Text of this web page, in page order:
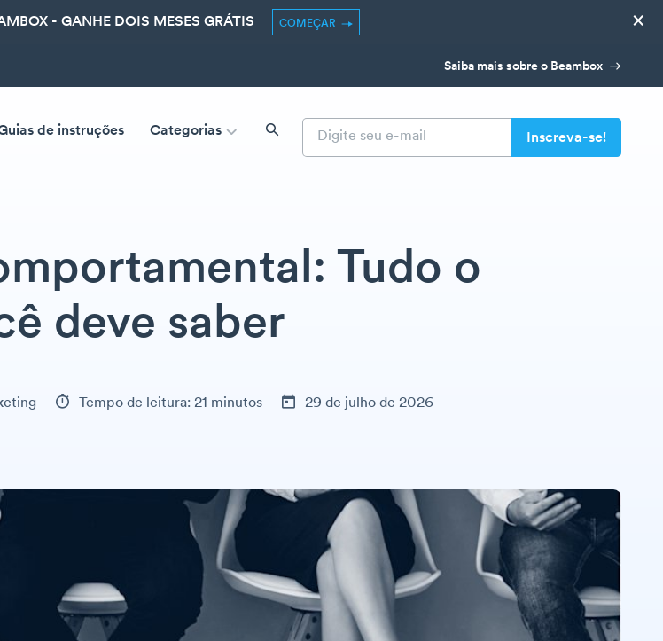
- GANHE DOIS MESES GRÁTIS COMEÇAR ×
Saiba mais sobre o Beambox
de instruções Categorias
Tudo o
deve saber
Tempo de leitura: 21 minutos 29 de julho de 2026